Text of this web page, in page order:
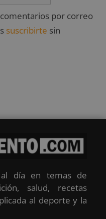
por correo
suscribirte sin
al día en temas de
salud, recetas
al deporte y la